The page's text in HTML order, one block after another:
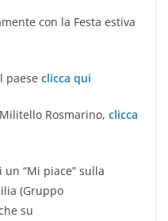
con la Festa estiva
paese clicca qui
Rosmarino, clicca
“Mi piace” sulla
(Gruppo
su